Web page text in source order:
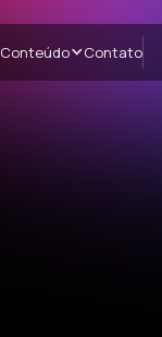
Conteúdo Contato